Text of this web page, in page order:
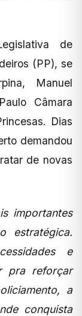
de
(PP), se
Manuel
Câmara
Dias
demandou
de novas
importantes
estratégica.
e
pra reforçar
a
conquista